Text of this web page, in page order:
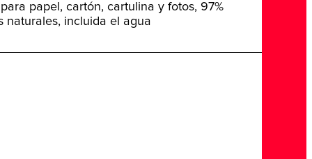
papel, cartón, cartulina y fotos, 97%
naturales, incluida el agua